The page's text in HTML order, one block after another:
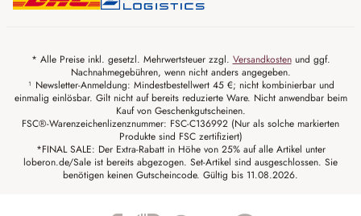
* Alle Preise inkl. gesetzl. Mehrwertsteuer zzgl. Versandkostenund ggf.
Nachnahmegebühren, wenn nicht anders angegeben.
¹ Newsletter-Anmeldung: Mindestbestellwert 45 €; nicht kombinierbar und
einmalig einlösbar. Gilt nicht auf bereits reduzierte Ware. Nicht anwendbar beim
Kauf von Geschenkgutscheinen.
FSC®-Warenzeichenlizenznummer: FSC-C136992 (Nur als solche markierten
Produkte sind FSC zertifiziert)
*FINAL SALE: Der Extra-Rabatt in Höhe von 25% auf alle Artikel unter
loberon.de/Sale ist bereits abgezogen. Set-Artikel sind ausgeschlossen. Sie
benötigen keinen Gutscheincode. Gültig bis 11.08.2026.